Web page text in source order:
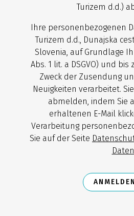
Turizem d.d.)
Ihre personenbezogenen
Turizem d.d., Dunajska
Slovenia, auf Grundlage
Abs. 1 lit. a DSGVO) und
Zweck der Zusendung
Neuigkeiten verarbeitet.
abmelden, indem Sie
erhaltenen E-Mail
Verarbeitung
Sie auf der Seite
Daten
ANMELDEN